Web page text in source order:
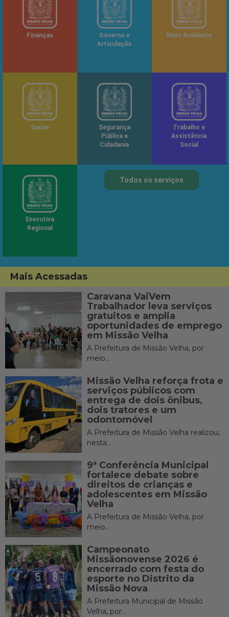
Finanças
Governo e
Articulação
Meio Ambiente
Saúde
Segurança
Pública e
Cidadania
Trabalho e
Assistência
Social
Executiva
Regional
Todos os serviços
Mais Acessadas
Caravana VaiVem
Trabalhador leva serviços
gratuitos e amplia
oportunidades de emprego
em Missão Velha
A Prefeitura de Missão Velha, por
meio...
Missão Velha reforça frota e
serviços públicos com
entrega de dois ônibus,
dois tratores e um
odontomóvel
A Prefeitura de Missão Velha realizou,
nesta...
9ª Conferência Municipal
fortalece debate sobre
direitos de crianças e
adolescentes em Missão
Velha
A Prefeitura de Missão Velha, por
meio...
Campeonato
Missãonovense 2026 é
encerrado com festa do
esporte no Distrito da
Missão Nova
A Prefeitura Municipal de Missão
Velha, por...